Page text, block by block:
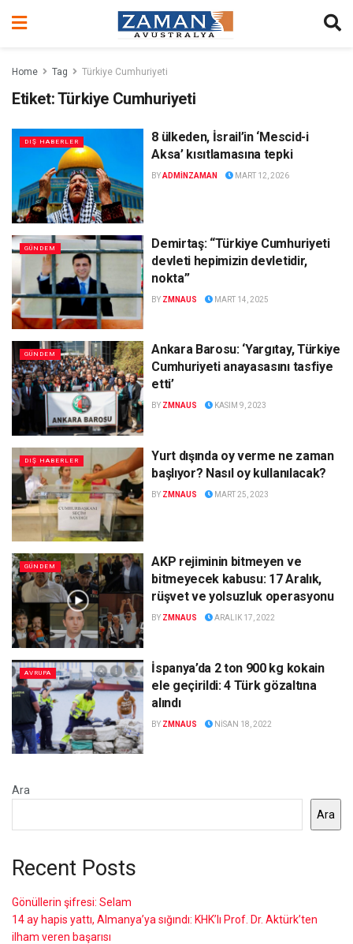
Home Tag Türkiye Cumhuriyeti
Etiket:Türkiye Cumhuriyeti
DIŞ HABERLER
8 ülkeden, İsrail’in ‘Mescid-i
Aksa’ kısıtlamasına tepki
BYADMINZAMAN MART 12, 2026
GÜNDEM
Demirtaş: “Türkiye Cumhuriyeti
devleti hepimizin devletidir,
nokta”
BY ZMNAUS MART 14, 2025
GÜNDEM
Ankara Barosu: ‘Yargıtay, Türkiye
Cumhuriyeti anayasasını tasfiye
etti’
BY ZMNAUS KASIM 9, 2023
DIŞ HABERLER
Yurt dışında oy verme ne zaman
başlıyor? Nasıl oy kullanılacak?
BY ZMNAUS MART 25, 2023
GÜNDEM
AKP rejiminin bitmeyen ve
bitmeyecek kabusu: 17 Aralık,
rüşvet ve yolsuzluk operasyonu
BY ZMNAUS ARALIK 17, 2022
AVRUPA
İspanya’da 2 ton 900 kg kokain
ele geçirildi: 4 Türk gözaltına
alındı
BY ZMNAUS NISAN 18, 2022
Ara
Ara
Recent Posts
Gönüllerin şifresi: Selam
14 ay hapis yattı, Almanya’ya sığındı: KHK’lı Prof. Dr. Aktürk’ten
ilham veren başarısı